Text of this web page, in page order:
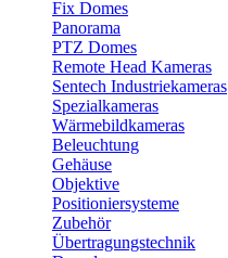
Fix Domes
Panorama
PTZ Domes
Remote Head Kameras
Sentech Industriekameras
Spezialkameras
Wärmebildkameras
Beleuchtung
Gehäuse
Objektive
Positioniersysteme
Zubehör
Übertragungstechnik